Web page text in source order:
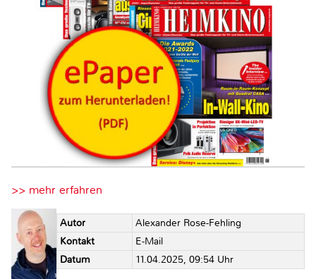
>> mehr erfahren
Autor
Alexander Rose-Fehling
Kontakt
E-Mail
Datum
11.04.2025, 09:54 Uhr